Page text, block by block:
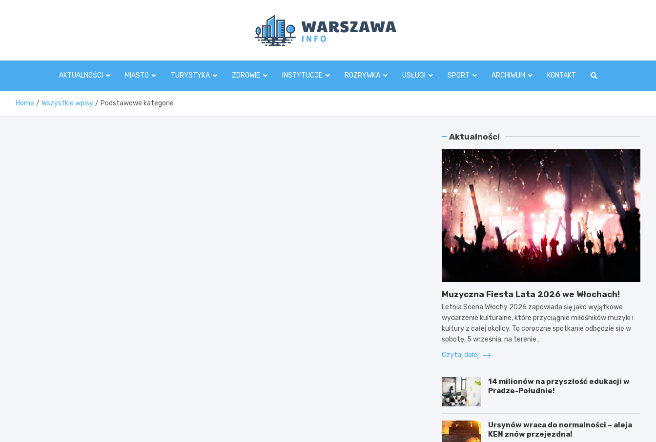
AKTUALNOŚCI MIASTO TURYSTYKA ZDROWIE INSTYTUCJE ROZRYWKA USŁUGI SPORT ARCHIWUM KONTAKT
Home Wszystkie wpisy Podstawowe kategorie
Aktualności
Muzyczna Fiesta Lata 2026 we Włochach!
Letnia Scena Włochy 2026 zapowiada się jako wyjątkowe
wydarzenie kulturalne, które przyciągnie miłośników muzyki i
kultury z całej okolicy. To coroczne spotkanie odbędzie się w
sobotę, 5 września, na terenie…
Czytaj dalej
14 milionów na przyszłość edukacji w
Pradze-Południe!
Ursynów wraca do normalności – aleja
KEN znów przejezdna!